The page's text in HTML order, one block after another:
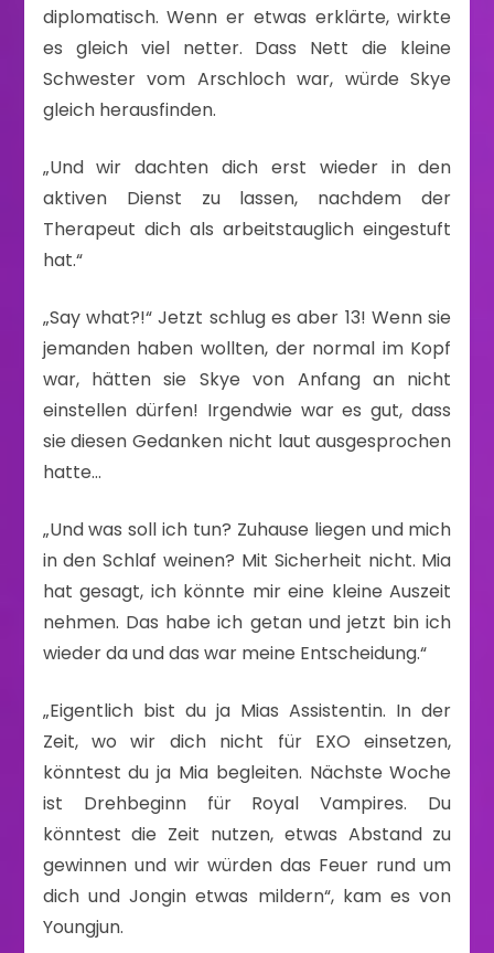
diplomatisch. Wenn er etwas erklärte, wirkte
es gleich viel netter. Dass Nett die kleine
Schwester vom Arschloch war, würde Skye
gleich herausfinden.
„Und wir dachten dich erst wieder in den
aktiven Dienst zu lassen, nachdem der
Therapeut dich als arbeitstauglich eingestuft
hat.“
„Say what?!“ Jetzt schlug es aber 13! Wenn sie
jemanden haben wollten, der normal im Kopf
war, hätten sie Skye von Anfang an nicht
einstellen dürfen! Irgendwie war es gut, dass
sie diesen Gedanken nicht laut ausgesprochen
hatte…
„Und was soll ich tun? Zuhause liegen und mich
in den Schlaf weinen? Mit Sicherheit nicht. Mia
hat gesagt, ich könnte mir eine kleine Auszeit
nehmen. Das habe ich getan und jetzt bin ich
wieder da und das war meine Entscheidung.“
„Eigentlich bist du ja Mias Assistentin. In der
Zeit, wo wir dich nicht für EXO einsetzen,
könntest du ja Mia begleiten. Nächste Woche
ist Drehbeginn für Royal Vampires. Du
könntest die Zeit nutzen, etwas Abstand zu
gewinnen und wir würden das Feuer rund um
dich und Jongin etwas mildern“, kam es von
Youngjun.